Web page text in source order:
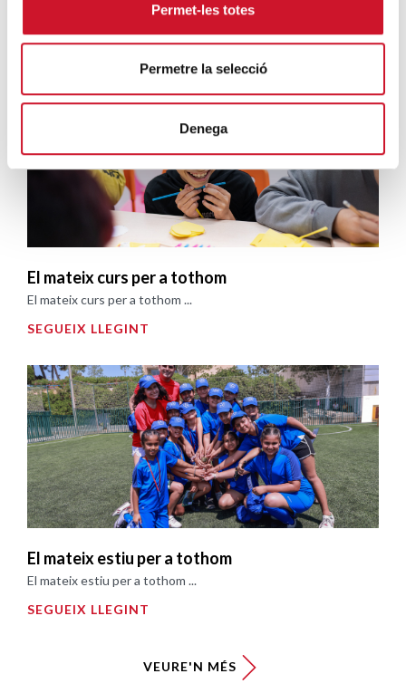
Permet-les totes
Permetre la selecció
Denega
Sumant anys, restant drets ...
SEGUEIX LLEGINT
El mateix curs per a tothom
El mateix curs per a tothom ...
SEGUEIX LLEGINT
El mateix estiu per a tothom
El mateix estiu per a tothom ...
SEGUEIX LLEGINT
VEURE'N MÉS